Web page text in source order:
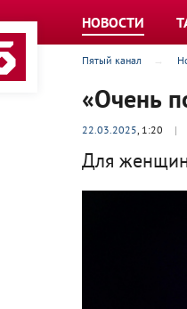
НОВОСТИ
Пятый канал
«Очень
22.03.2025, 1:20 |
Для